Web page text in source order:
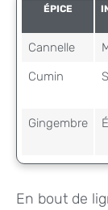
ÉPICE
Cannelle
Cumin
Gingembre
En bout de